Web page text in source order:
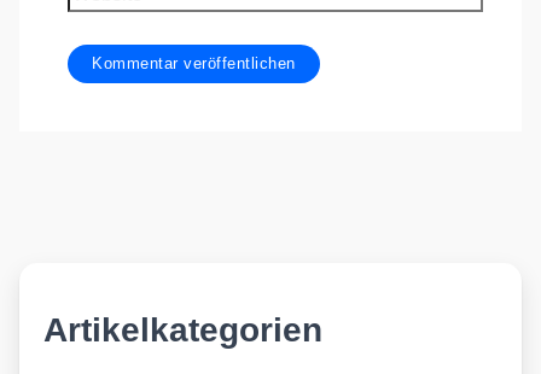
Artikelkategorien